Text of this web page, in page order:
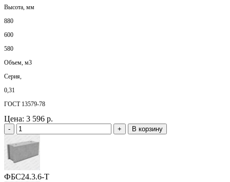
Высота, мм
880
600
580
Объем, м3
Серия,
0,31
ГОСТ 13579-78
Цена: 3 596 р.
- + В корзину
ФБС24.3.6-Т